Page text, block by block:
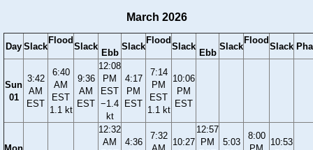
March 2026
Day Slack
Flood
Slack
Ebb
Slack
Flood
Slack
Ebb
Slack
Flood
Slack
Sun
01
3:42
AM
EST
6:40
AM
EST
1.1 kt
9:36
AM
EST
12:08
PM
EST
−1.4
kt
4:17
PM
EST
7:14
PM
EST
1.1 kt
10:06
PM
EST
12:32
AM
4:36
7:32
10:27
12:57
PM
5:03
8:00
10:53